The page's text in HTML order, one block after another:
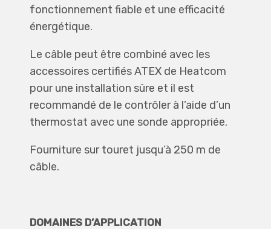
fonctionnement fiable et une efficacité
énergétique.
Le câble peut être combiné avec les
accessoires certifiés ATEX de Heatcom
pour une installation sûre et il est
recommandé de le contrôler à l’aide d’un
thermostat avec une sonde appropriée.
Fourniture sur touret jusqu’à 250 m de
câble.
DOMAINES D’APPLICATION